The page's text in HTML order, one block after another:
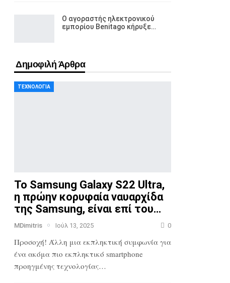
Ο αγοραστής ηλεκτρονικού
εμπορίου Benitago κήρυξε…
Δημοφιλή Άρθρα
ΤΕΧΝΟΛΟΓΊΑ
Το Samsung Galaxy S22 Ultra,
η πρώην κορυφαία ναυαρχίδα
της Samsung, είναι επί του…
MDimitris Ιούλ 13, 2025 0
Προσοχή! Άλλη μια εκπληκτική συμφωνία για
ένα ακόμα πιο εκπληκτικό smartphone
προηγμένης τεχνολογίας…